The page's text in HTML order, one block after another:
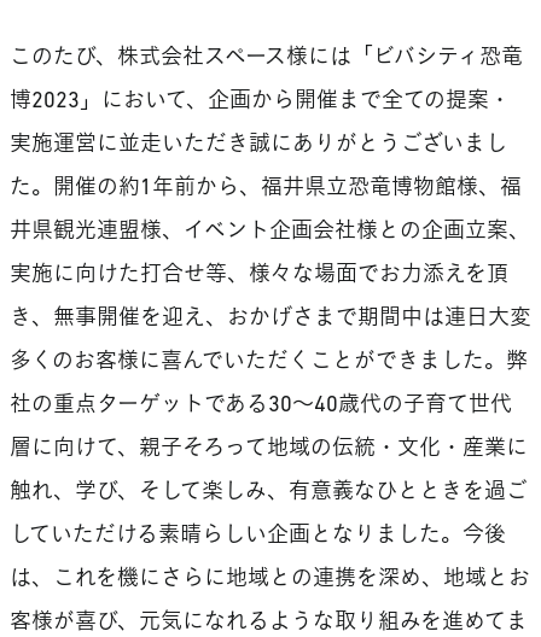
このたび、株式会社スペース様には「ビバシティ恐竜
博2023」において、企画から開催まで全ての提案・
実施運営に並走いただき誠にありがとうございまし
た。開催の約1年前から、福井県立恐竜博物館様、福
井県観光連盟様、イベント企画会社様との企画立案、
実施に向けた打合せ等、様々な場面でお力添えを頂
き、無事開催を迎え、おかげさまで期間中は連日大変
多くのお客様に喜んでいただくことができました。弊
社の重点ターゲットである30～40歳代の子育て世代
層に向けて、親子そろって地域の伝統・文化・産業に
触れ、学び、そして楽しみ、有意義なひとときを過ご
していただける素晴らしい企画となりました。今後
は、これを機にさらに地域との連携を深め、地域とお
客様が喜び、元気になれるような取り組みを進めてま